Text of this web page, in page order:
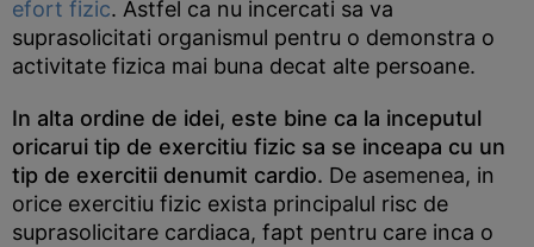
efort fizic. Astfel ca nu incercati sa va
suprasolicitati organismul pentru o demonstra o
activitate fizica mai buna decat alte persoane.
In alta ordine de idei, este bine ca la inceputul
oricarui tip de exercitiu fizic sa se inceapa cu un
tip de exercitii denumit cardio. De asemenea, in
orice exercitiu fizic exista principalul risc de
suprasolicitare cardiaca, fapt pentru care inca o